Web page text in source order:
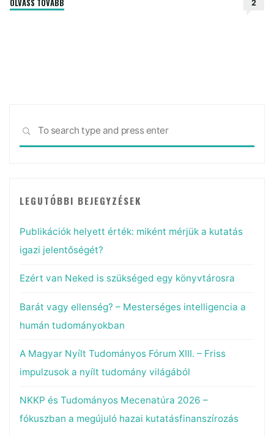
OLVASS TOVÁBB 2
SEARCH
LEGUTÓBBI BEJEGYZÉSEK
Publikációk helyett érték: miként mérjük a kutatás
igazi jelentőségét?
Ezért van Neked is szükséged egy könyvtárosra
Barát vagy ellenség? – Mesterséges intelligencia a
humán tudományokban
A Magyar Nyílt Tudományos Fórum XIII. – Friss
impulzusok a nyílt tudomány világából
NKKP és Tudományos Mecenatúra 2026 –
fókuszban a megújuló hazai kutatásfinanszírozás